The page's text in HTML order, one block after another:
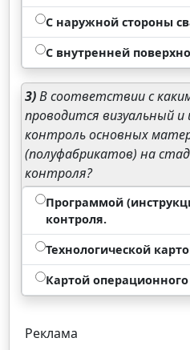
С наружной стороны
С внутренней
3)В соответствии с
проводится визуальный
контроль основных
(полуфабрикатов) на
контроля?
Программой
контроля.
Технологической
Картой
Реклама